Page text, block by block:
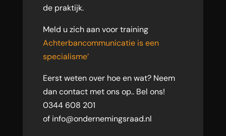
de praktijk.
Meld u zich aan voor training
Achterbancommunicatie is een
specialisme’
Eerst weten over hoe en wat? Neem
dan contact met ons op.. Bel ons!
0344 608 201
of info@ondernemingsraad.nl